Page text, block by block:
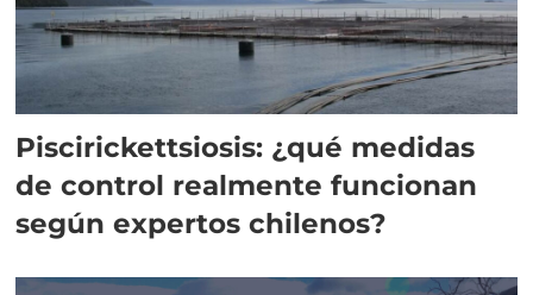
Piscirickettsiosis: ¿qué medidas
de control realmente funcionan
según expertos chilenos?